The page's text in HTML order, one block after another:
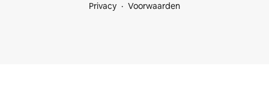
Privacy
Voorwaarden